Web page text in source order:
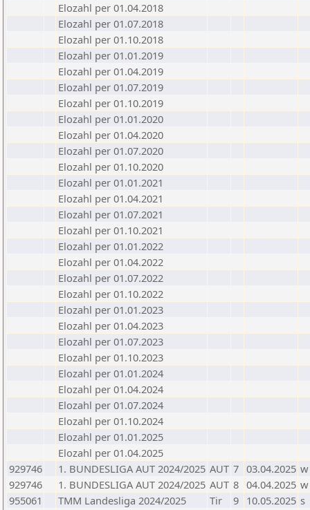
Elozahl per 01.04.2018
Elozahl per 01.07.2018
Elozahl per 01.10.2018
Elozahl per 01.01.2019
Elozahl per 01.04.2019
Elozahl per 01.07.2019
Elozahl per 01.10.2019
Elozahl per 01.01.2020
Elozahl per 01.04.2020
Elozahl per 01.07.2020
Elozahl per 01.10.2020
Elozahl per 01.01.2021
Elozahl per 01.04.2021
Elozahl per 01.07.2021
Elozahl per 01.10.2021
Elozahl per 01.01.2022
Elozahl per 01.04.2022
Elozahl per 01.07.2022
Elozahl per 01.10.2022
Elozahl per 01.01.2023
Elozahl per 01.04.2023
Elozahl per 01.07.2023
Elozahl per 01.10.2023
Elozahl per 01.01.2024
Elozahl per 01.04.2024
Elozahl per 01.07.2024
Elozahl per 01.10.2024
Elozahl per 01.01.2025
Elozahl per 01.04.2025
929746
1. BUNDESLIGA AUT 2024/2025 AUT 7 03.04.2025 w
929746
1. BUNDESLIGA AUT 2024/2025 AUT 8 04.04.2025 w
955061
TMM Landesliga 2024/2025 Tir 9 10.05.2025 s